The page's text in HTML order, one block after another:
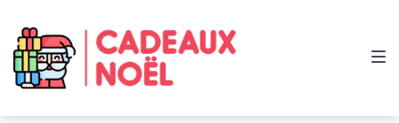
navigation
au
contenu
au
pied
de